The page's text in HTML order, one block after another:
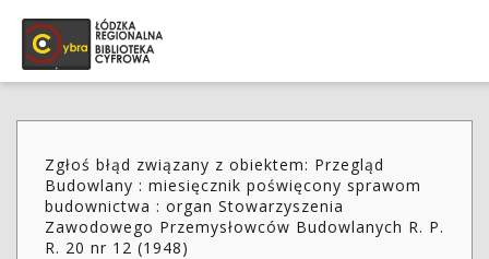
Zgłoś błąd związany z obiektem: Przegląd
Budowlany : miesięcznik poświęcony sprawom
budownictwa : organ Stowarzyszenia
Zawodowego Przemysłowców Budowlanych R. P.
R. 20 nr 12 (1948)